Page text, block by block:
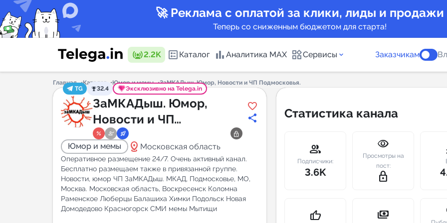
🚀 Реклама с оплатой за клики, лиды и продажи
Теперь со сниженным бюджетом для старта!
2.2K Каталог Аналитика MAX Сервисы
Каталог каналов
Горящие предложения
Индекс
Telegram
New
Аналитика MAX каналов
New
Заказчикам
Главная Каталог Юмор и мемы
ЗаМКАДыш. Юмор, Новости и ЧП Подмосковья.
TG
32.4 Эксклюзивно на Telega.in
ЗаМКАДыш. Юмор,
Новости и ЧП
Подмосковья.
Юмор и мемы distance Московская область
Оперативное размещение 24/7. Очень активный канал.
Бесплатно размещаем также в привязанной группе.
Новости, юмор ЧП ЗаМКАДыш. МКАД, Подмосковье, МО,
Москва. Московская область, Воскресенск Коломна
Раменское Люберцы Балашиха Химки Подольск Новая
Домодедово Красногорск СМИ мемы Мытищи
Статистика канала
group
Подписчики:
3.6K
visibility
Просмотры на
пост:
lock_outline
thumb_up payments